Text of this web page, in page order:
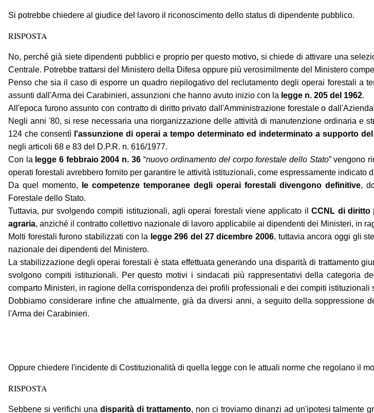
Si potrebbe chiedere al giudice del lavoro il riconoscimento dello status di dipendente pubblico.
RISPOSTA
No, perché già siete dipendenti pubblici e proprio per questo motivo, si chiede di attivare una
Centrale. Potrebbe trattarsi del Ministero della Difesa oppure più verosimilmente del Ministero
Penso che sia il caso di esporre un quadro riepilogativo del reclutamento degli operai forestali a
assunti dall'Arma dei Carabinieri, assunzioni che hanno avuto inizio con la legge n. 205 del 1962.
All'epoca furono assunto con contratto di diritto privato dall'Amministrazione forestale o
Negli anni '80, si rese necessaria una riorganizzazione delle attività di manutenzione ordinaria e
124 che consentì l'assunzione di operai a tempo determinato ed indeterminato a supporto
negli articoli 68 e 83 del D.P.R. n. 616/1977.
Con la legge 6 febbraio 2004 n. 36“nuovo ordinamento del corpo forestale dello Stato” vengono
operati forestali avrebbero fornito per garantire le attività istituzionali, come espressamente indicato
Da quel momento,
le competenze temporanee degli operai forestali divengono definitive,
Forestale dello Stato.
Tuttavia, pur svolgendo compiti istituzionali, agli operai forestali viene applicato ilCCNL di diritto
agraria, anziché il contratto collettivo nazionale di lavoro applicabile ai dipendenti dei Ministeri, in
Molti forestali furono stabilizzati con la legge 296 del 27 dicembre 2006, tuttavia ancora oggi gli
nazionale dei dipendenti del Ministero.
La stabilizzazione degli operai forestali è stata effettuata generando una disparità di trattamento
svolgono compiti istituzionali. Per questo motivi i sindacati più rappresentativi della categoria
comparto Ministeri, in ragione della corrispondenza dei profili professionali e dei compiti istituzionali
Dobbiamo considerare infine che attualmente, già da diversi anni, a seguito della soppressione
l'Arma dei Carabinieri.
Oppure chiedere l'incidente di Costituzionalità di quella legge con le attuali norme che regolano il
RISPOSTA
Sebbene si verifichi una disparità di trattamento, non ci troviamo dinanzi ad un'ipotesi talmente